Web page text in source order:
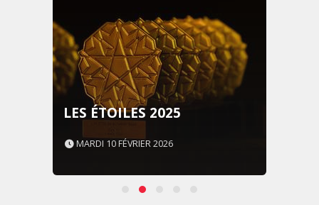
LES ÉTOILES 2025
MARDI 10 FÉVRIER 2026